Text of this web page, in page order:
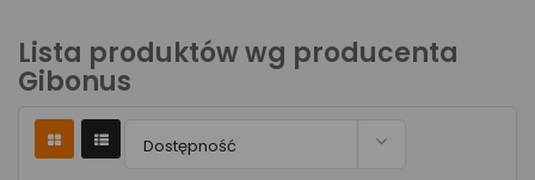
Lista produktów wg producenta
Gibonus
Dostępność 